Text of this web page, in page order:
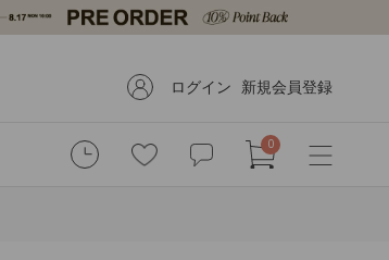
ログイン 新規会員登録
0